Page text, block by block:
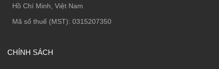
Hồ Chí Minh, Việt Nam
Mã số thuế (MST): 0315207350
CHÍNH SÁCH